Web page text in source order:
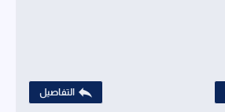
التفاصيل